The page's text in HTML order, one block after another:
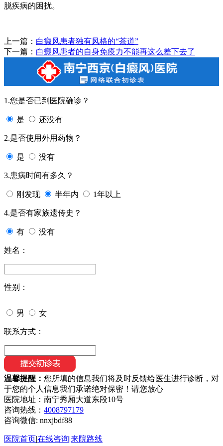
脱疾病的困扰。
上一篇： 白癜风患者独有风格的“茶道”
下一篇： 白癜风患者的自身免疫力不能再这么差下去了
1.您是否已到医院确诊？
是 还没有
2.是否使用外用药物？
是 没有
3.患病时间有多久？
刚发现 半年内 1年以上
4.是否有家族遗传史？
有 没有
姓名：
性别：
男 女
联系方式：
温馨提醒： 您所填的信息我们将及时反馈给医生进行诊断，对
于您的个人信息我们承诺绝对保密！请您放心
医院地址：南宁秀厢大道东段10号
咨询热线： 4008797179
咨询微信: nnxjbdf88
医院首页|在线咨询|来院路线